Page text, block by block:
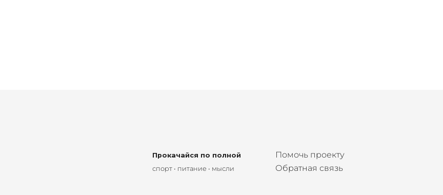
Прокачайся по полной
спорт • питание • мысли
Помочь проекту
Обратная связь